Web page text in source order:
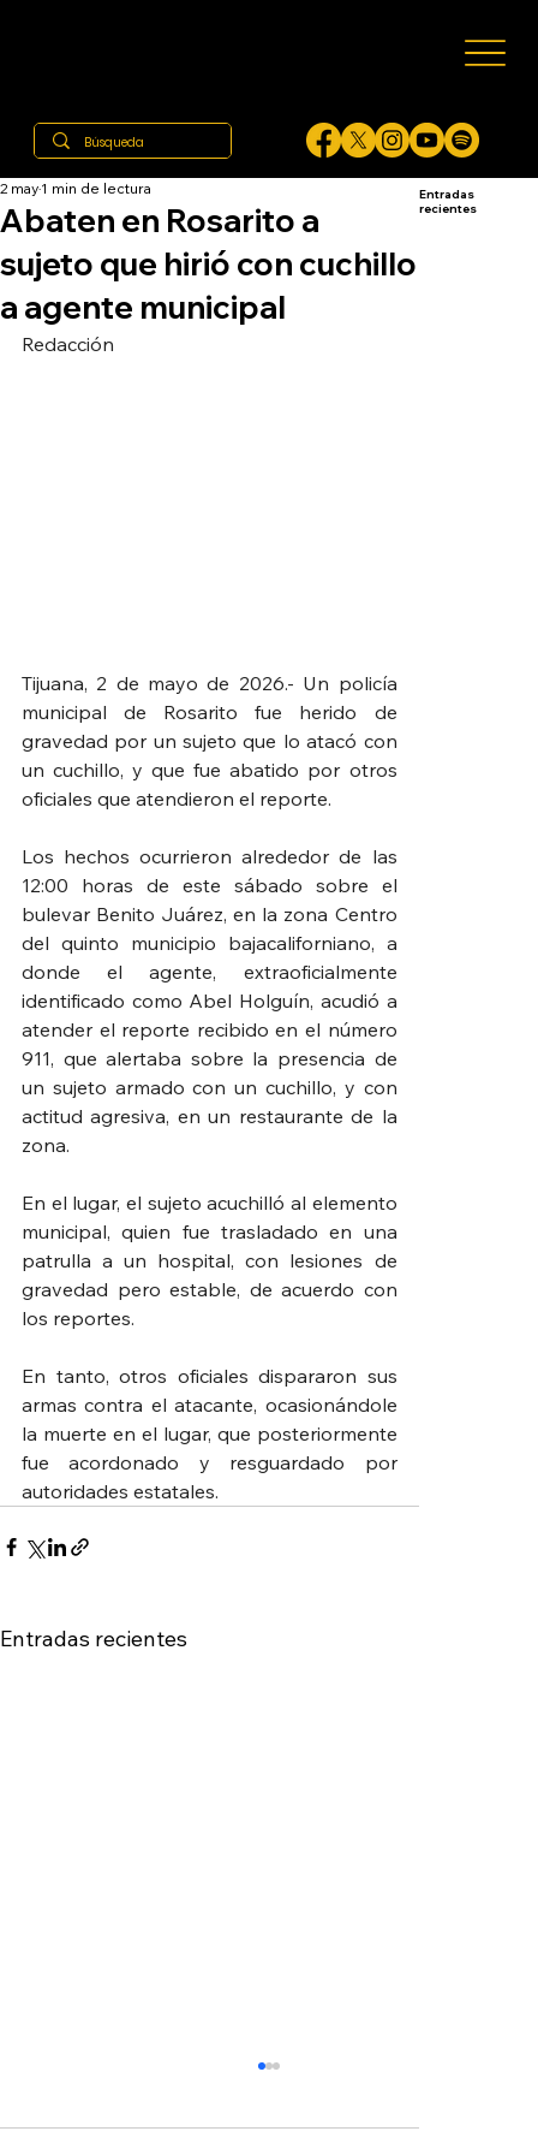
Abaten en Rosarito a
sujeto que hirió con cuchillo
a agente municipal
2 may 1 min de lectura
Redacción
Tijuana, 2 de mayo de 2026.- Un policía
municipal de Rosarito fue herido de
gravedad por un sujeto que lo atacó con
un cuchillo, y que fue abatido por otros
oficiales que atendieron el reporte.
Los hechos ocurrieron alrededor de las
12:00 horas de este sábado sobre el
bulevar Benito Juárez, en la zona Centro
del quinto municipio bajacaliforniano, a
donde el agente, extraoficialmente
identificado como Abel Holguín, acudió a
atender el reporte recibido en el número
911, que alertaba sobre la presencia de
un sujeto armado con un cuchillo, y con
actitud agresiva, en un restaurante de la
zona.
En el lugar, el sujeto acuchilló al elemento
municipal, quien fue trasladado en una
patrulla a un hospital, con lesiones de
gravedad pero estable, de acuerdo con
los reportes.
En tanto, otros oficiales dispararon sus
armas contra el atacante, ocasionándole
la muerte en el lugar, que posteriormente
fue acordonado y resguardado por
autoridades estatales.
Entradas recientes
Entradas
recientes